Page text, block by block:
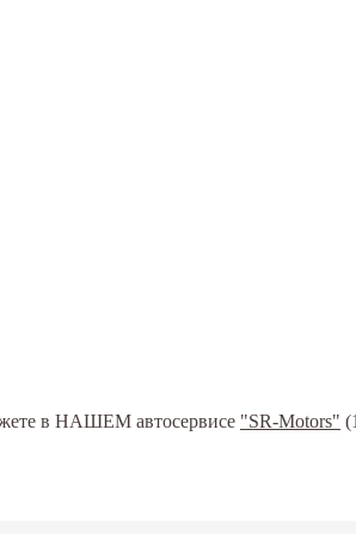
в НАШЕМ автосервисе "SR-Motors"